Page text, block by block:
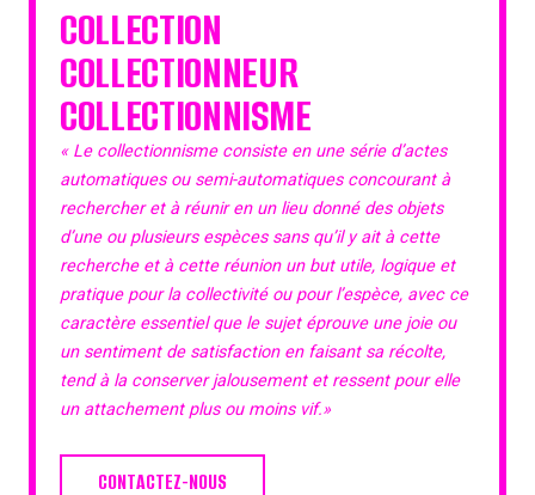
COLLECTION
COLLECTIONNEUR
COLLECTIONNISME
« Le collectionnisme consiste en une série d’actes
automatiques ou semi-automatiques concourant à
rechercher et à réunir en un lieu donné des objets
d’une ou plusieurs espèces sans qu’il y ait à cette
recherche et à cette réunion un but utile, logique et
pratique pour la collectivité ou pour l’espèce, avec ce
caractère essentiel que le sujet éprouve une joie ou
un sentiment de satisfaction en faisant sa récolte,
tend à la conserver jalousement et ressent pour elle
un attachement plus ou moins vif.»
CONTACTEZ-NOUS